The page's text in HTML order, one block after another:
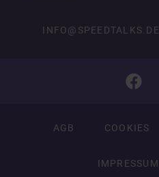
INFO@SPEEDTALKS.DE
AGB COOKIES
IMPRESSUM